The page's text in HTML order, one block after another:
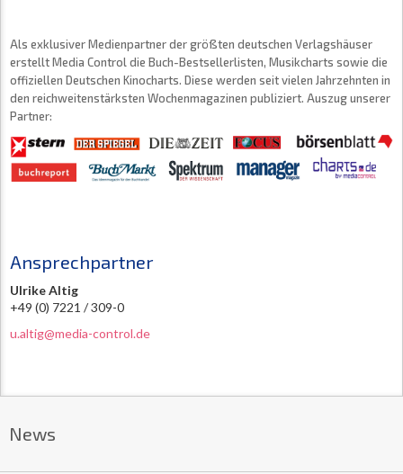
Als exklusiver Medienpartner der größten deutschen Verlagshäuser
erstellt Media Control die Buch-Bestsellerlisten, Musikcharts sowie die
offiziellen Deutschen Kinocharts. Diese werden seit vielen Jahrzehnten in
den reichweitenstärksten Wochenmagazinen publiziert. Auszug unserer
Partner:
Ansprechpartner
Ulrike Altig
+49 (0) 7221 / 309-0
u.altig@media-control.de
News